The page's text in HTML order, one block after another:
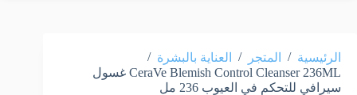
الرئيسية / المتجر / العناية بالبشرة /
CeraVe Blemish Control Cleanser 236ML غسول ​​
سيرافي للتحكم في العيوب 236 مل